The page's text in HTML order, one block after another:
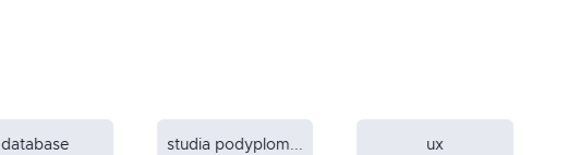
database studia podyplom... ux